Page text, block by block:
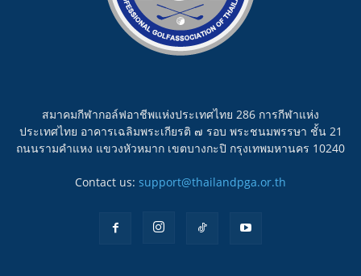
สมาคมกีฬากอล์ฟอาชีพแห่งประเทศไทย 286 การกีฬาแห่ง
ประเทศไทย อาคารเฉลิมพระเกียรติ ๗ รอบ พระชนมพรรษา ชั้น 21
ถนนรามคำแหง แขวงหัวหมาก เขตบางกะปิ กรุงเทพมหานคร 10240
Contact us: support@thailandpga.or.th